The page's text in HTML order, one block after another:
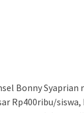
Bonny
Rp400ribu/